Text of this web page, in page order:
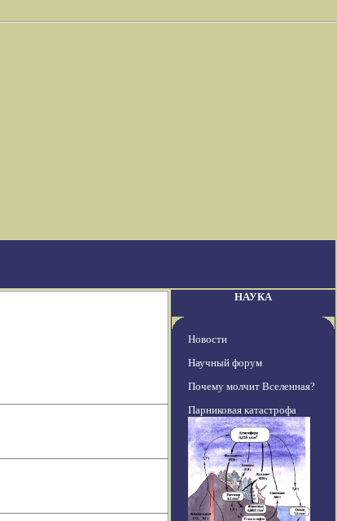
НАУКА
Новости
Научный форум
Почему молчит Вселенная?
Парниковая катастрофа